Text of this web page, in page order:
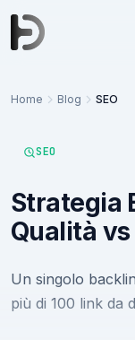
Home Blog SEO
SEO
Strategia
Qualità
Un singolo
più di 100 link da